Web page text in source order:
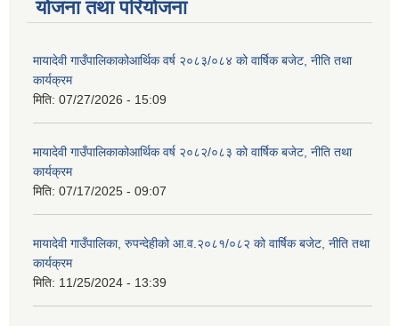
योजना तथा परियोजना
मायादेवी गाउँपालिकाकोआर्थिक वर्ष २०८३/०८४ को वार्षिक बजेट, नीति तथा
कार्यक्रम
मिति: 07/27/2026 - 15:09
मायादेवी गाउँपालिकाकोआर्थिक वर्ष २०८२/०८३ को वार्षिक बजेट, नीति तथा
कार्यक्रम
मिति: 07/17/2025 - 09:07
मायादेवी गाउँपालिका, रुपन्देहीको आ.व.२०८१/०८२ को वार्षिक बजेट, नीति तथा
कार्यक्रम
मिति: 11/25/2024 - 13:39